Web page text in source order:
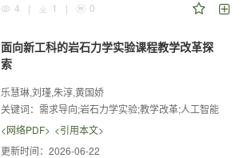
4
| 1 | 0
面向新工科的岩石力学实验课程教学改革探
索
乐慧琳,刘瑾,朱淳,黄国娇
关键词： 需求导向;岩石力学实验;教学改革;人工智能
<网络PDF> <引用本文>
更新时间： 2026-06-22